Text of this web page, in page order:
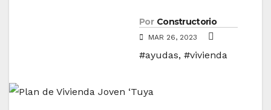
Por Constructorio
MAR 26, 2023
#ayudas, #vivienda